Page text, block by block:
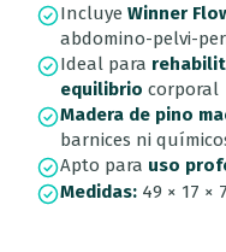
IncluyeWinner
abdomino-pelvi-
Ideal para
equilibrio corporal
Madera de pino
barnices ni
Apto para uso
Medidas: 49 × 17 ×